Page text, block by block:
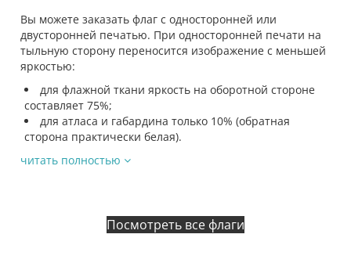
Вы можете заказать флаг с односторонней или
двусторонней печатью. При односторонней печати на
тыльную сторону переносится изображение с меньшей
яркостью:
для флажной ткани яркость на оборотной стороне
составляет 75%;
для атласа и габардина только 10% (обратная
сторона практически белая).
читать полностью
Посмотреть все флаги